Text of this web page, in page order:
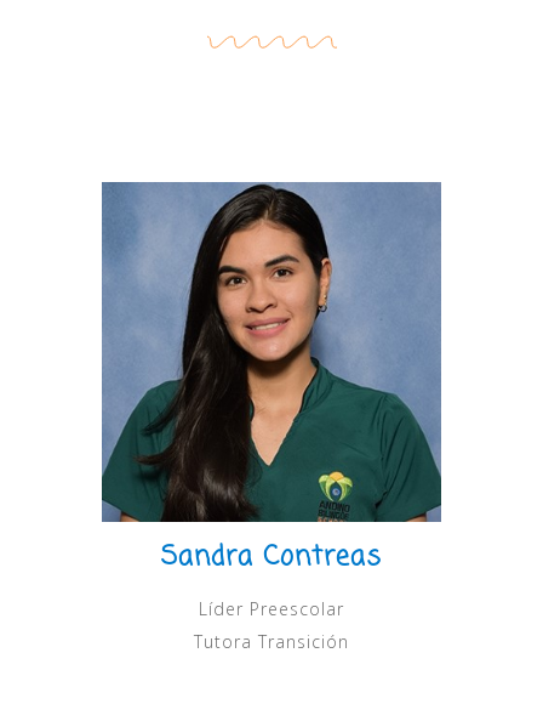
Sandra Contreas
Líder Preescolar
Tutora Transición